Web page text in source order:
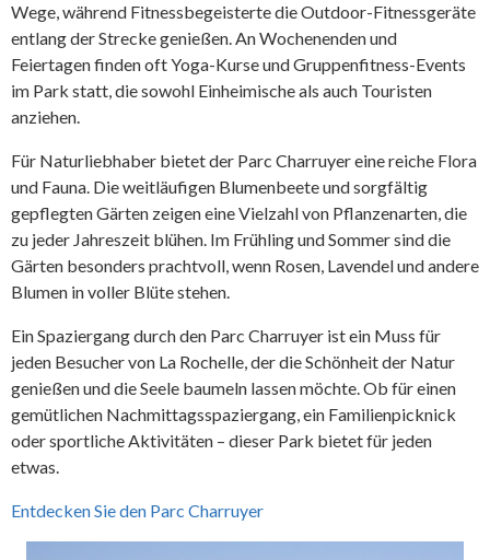
Wege, während Fitnessbegeisterte die Outdoor-Fitnessgeräte
entlang der Strecke genießen. An Wochenenden und
Feiertagen finden oft Yoga-Kurse und Gruppenfitness-Events
im Park statt, die sowohl Einheimische als auch Touristen
anziehen.
Für Naturliebhaber bietet der Parc Charruyer eine reiche Flora
und Fauna. Die weitläufigen Blumenbeete und sorgfältig
gepflegten Gärten zeigen eine Vielzahl von Pflanzenarten, die
zu jeder Jahreszeit blühen. Im Frühling und Sommer sind die
Gärten besonders prachtvoll, wenn Rosen, Lavendel und andere
Blumen in voller Blüte stehen.
Ein Spaziergang durch den Parc Charruyer ist ein Muss für
jeden Besucher von La Rochelle, der die Schönheit der Natur
genießen und die Seele baumeln lassen möchte. Ob für einen
gemütlichen Nachmittagsspaziergang, ein Familienpicknick
oder sportliche Aktivitäten – dieser Park bietet für jeden
etwas.
Entdecken Sie den Parc Charruyer